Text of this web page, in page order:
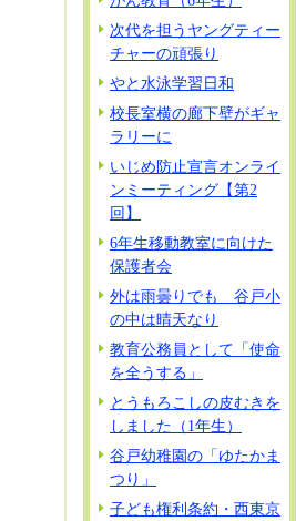
次代を担うヤングティー
チャーの頑張り
やと水泳学習日和
校長室横の廊下壁がギャ
ラリーに
いじめ防止宣言オンライ
ンミーティング【第2
回】
6年生移動教室に向けた
保護者会
外は雨曇りでも 谷戸小
の中は晴天なり
教育公務員として「使命
を全うする」
とうもろこしの皮むきを
しました（1年生）
谷戸幼稚園の「ゆたかま
つり」
子ども権利条約・西東京